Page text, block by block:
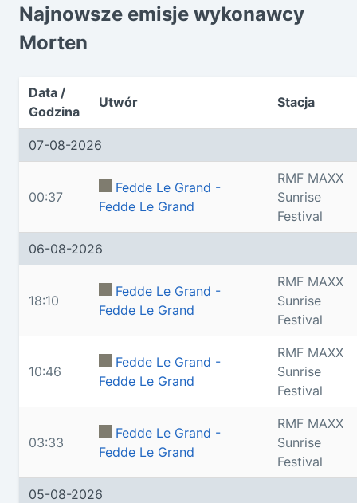
Najnowsze emisje wykonawcy
Morten
Data /
Godzina
Utwór Stacja
07-08-2026
00:37
Fedde Le Grand -
Fedde Le Grand
RMF MAXX
Sunrise
Festival
06-08-2026
18:10
Fedde Le Grand -
Fedde Le Grand
RMF MAXX
Sunrise
Festival
10:46
Fedde Le Grand -
Fedde Le Grand
RMF MAXX
Sunrise
Festival
03:33
Fedde Le Grand -
Fedde Le Grand
RMF MAXX
Sunrise
Festival
05-08-2026